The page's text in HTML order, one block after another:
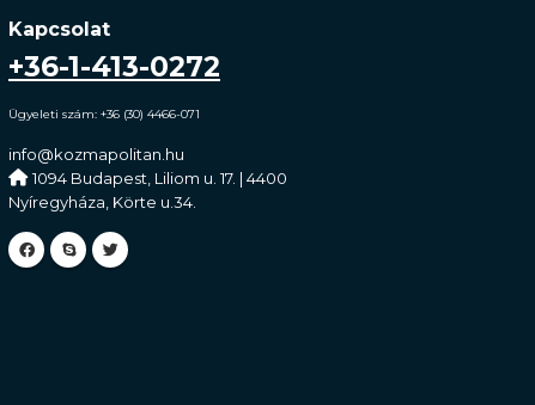
Kapcsolat
+36-1-413-0272
Ügyeleti szám: +36 (30) 4466-071
info@kozmapolitan.hu
1094 Budapest, Liliom u. 17. | 4400
Nyíregyháza, Körte u.34.